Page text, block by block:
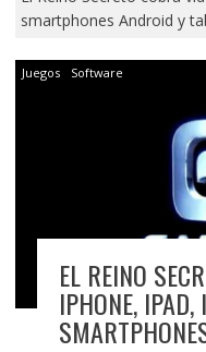
smartphones Android y
Juegos Software
EL REINO
IPHONE,